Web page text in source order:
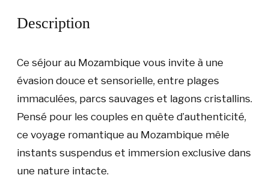
Description
Ce séjour au Mozambique vous invite à une
évasion douce et sensorielle, entre plages
immaculées, parcs sauvages et lagons cristallins.
Pensé pour les couples en quête d’authenticité,
ce voyage romantique au Mozambique mêle
instants suspendus et immersion exclusive dans
une nature intacte.